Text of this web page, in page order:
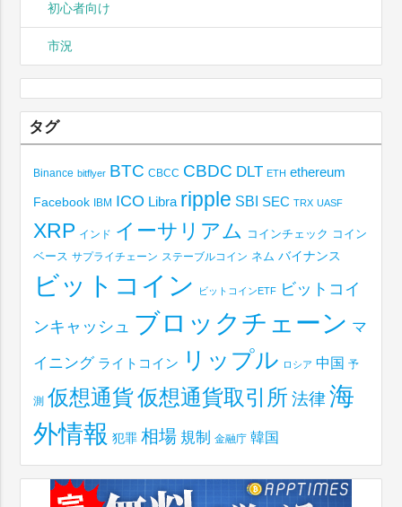
初心者向け
市況
タグ
Binance bitflyer BTC CBCC CBDC DLT ETH ethereum
Facebook IBM ICO Libra ripple SBI SEC TRX UASF
XRP インド イーサリアム コインチェック コイン
ベース サプライチェーン ステーブルコイン ネム バイナンス
ビットコイン ビットコインETF ビットコイ
ンキャッシュ ブロックチェーン マ
イニング ライトコイン リップル ロシア 中国 予
測 仮想通貨仮想通貨取引所 法律 海
外情報 犯罪 相場 規制 金融庁 韓国